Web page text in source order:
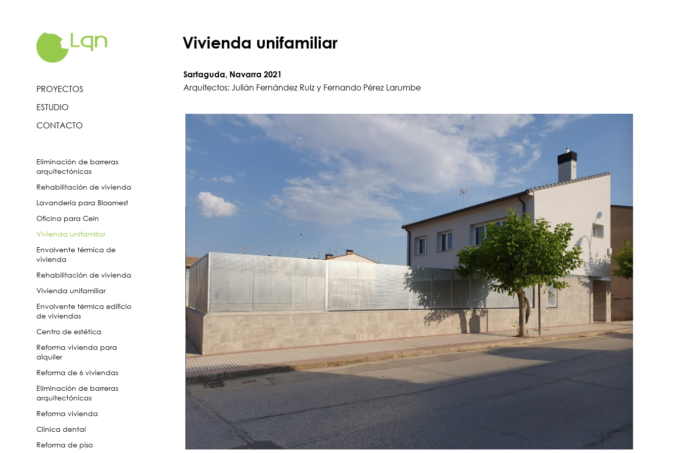
PROYECTOS
ESTUDIO
CONTACTO
Eliminación de barreras
arquitectónicas
Rehabilitación de vivienda
Lavandería para Bloomest
Oficina para Cein
Vivienda unifamiliar
Envolvente térmica de
vivienda
Rehabilitación de vivienda
Vivienda unifamiliar
Envolvente térmica edificio
de viviendas
Centro de estética
Reforma vivienda para
alquiler
Reforma de 6 viviendas
Eliminación de barreras
arquitectónicas
Reforma vivienda
Clínica dental
Reforma de piso
Vivienda unifamiliar
Sartaguda, Navarra 2021
Arquitectos: Julián Fernández Ruiz y Fernando Pérez Larumbe